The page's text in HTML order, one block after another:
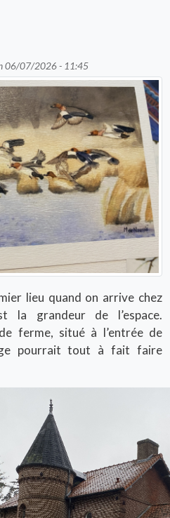
06/07/2026 - 11:45
lieu quand on arrive chez
la grandeur de l’espace.
ferme, situé à l’entrée de
pourrait tout à fait faire